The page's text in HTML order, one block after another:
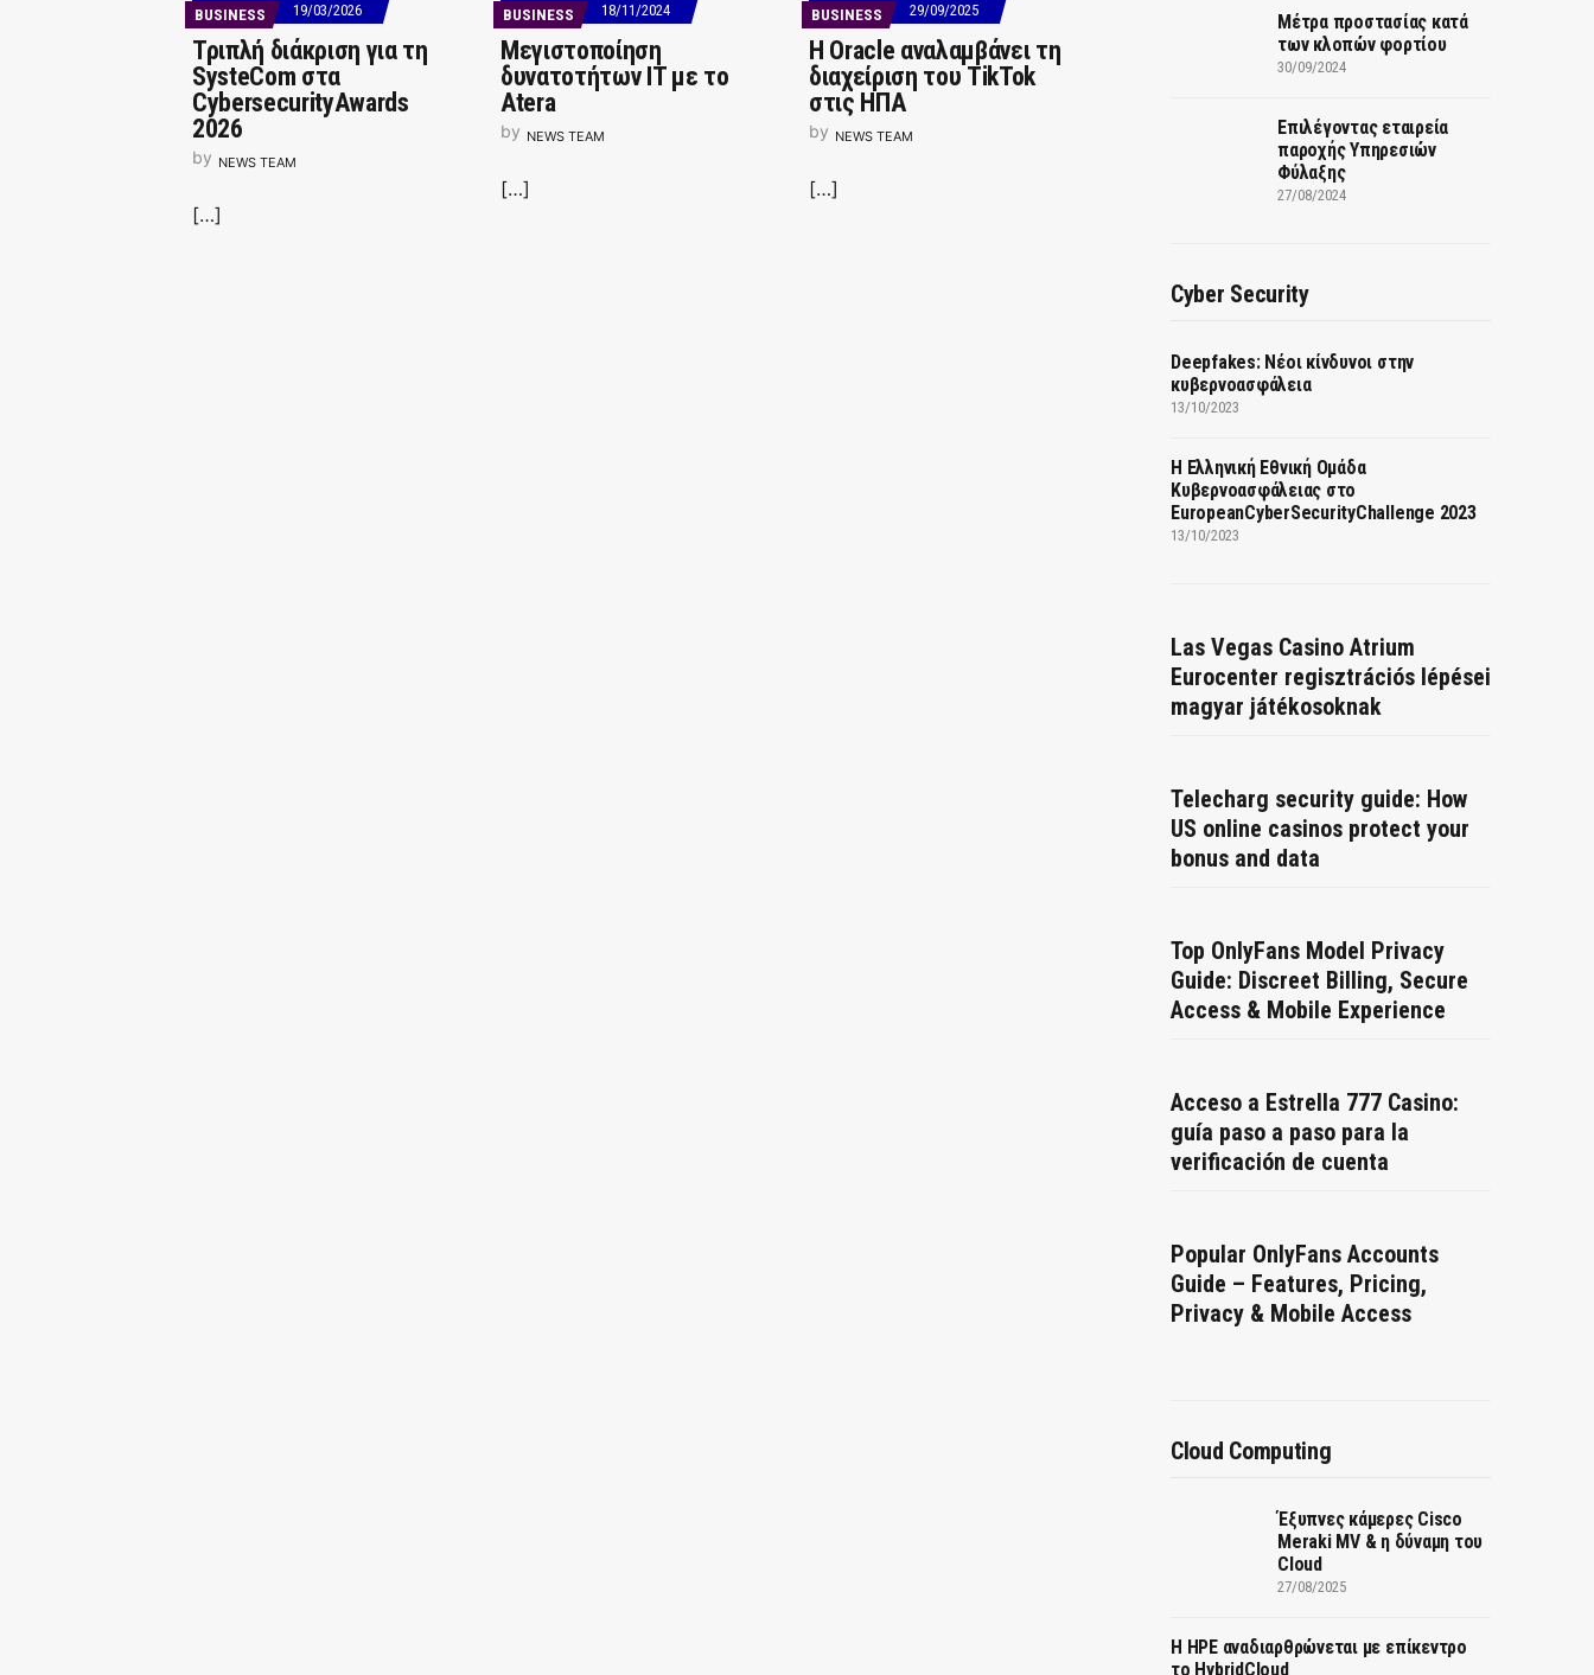
BUSINESS 19/03/2026
Τριπλή διάκριση για τη
SysteCom στα
CybersecurityAwards
2026
by NEWS TEAM
[…]
BUSINESS 18/11/2024
Μεγιστοποίηση
δυνατοτήτων IT με το
Atera
by NEWS TEAM
[…]
BUSINESS 29/09/2025
Η Oracle αναλαμβάνει τη
διαχείριση του TikTok
στις ΗΠΑ
by NEWS TEAM
[…]
Μέτρα προστασίας κατά
των κλοπών φορτίου
30/09/2024
Επιλέγοντας εταιρεία
παροχής Υπηρεσιών
Φύλαξης
27/08/2024
Cyber Security
Deepfakes: Νέοι κίνδυνοι στην
κυβερνοασφάλεια
13/10/2023
Η Ελληνική Εθνική Ομάδα
Κυβερνοασφάλειας στο
EuropeanCyberSecurityChallenge 2023
13/10/2023
Las Vegas Casino Atrium
Eurocenter regisztrációs lépései
magyar játékosoknak
Telecharg security guide: How
US online casinos protect your
bonus and data
Top OnlyFans Model Privacy
Guide: Discreet Billing, Secure
Access & Mobile Experience
Acceso a Estrella 777 Casino:
guía paso a paso para la
verificación de cuenta
Popular OnlyFans Accounts
Guide – Features, Pricing,
Privacy & Mobile Access
Cloud Computing
Έξυπνες κάμερες Cisco
Meraki MV & η δύναμη του
Cloud
27/08/2025
H HPE αναδιαρθρώνεται με επίκεντρο
το HybridCloud